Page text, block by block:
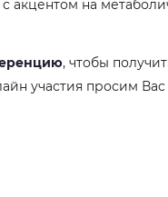
акцентом на
, чтобы
участия просим Вас